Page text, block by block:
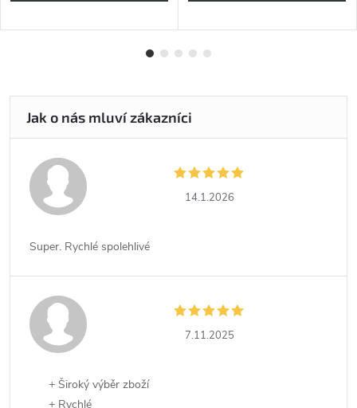
14.1.2026
Super. Rychlé spolehlivé
7.11.2025
+ Široký výběr zboží
+ Rychlé